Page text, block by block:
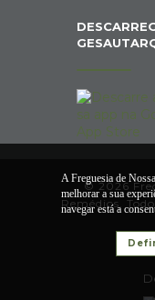
© 2026
Remédios.
A Freguesia de
melhorar a sua
navegar está a